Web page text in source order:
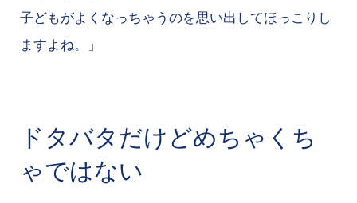
子どもがよくなっちゃうのを思い出してほっこりし
ますよね。」
ドタバタだけどめちゃくち
ゃではない